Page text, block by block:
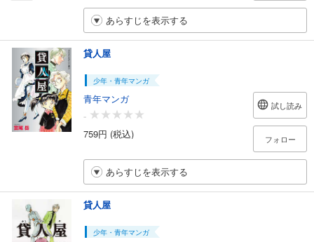
あらすじを表示する
貸人屋
少年・青年マンガ
青年マンガ
-
759円 (税込)
試し読み
フォロー
あらすじを表示する
貸人屋
少年・青年マンガ